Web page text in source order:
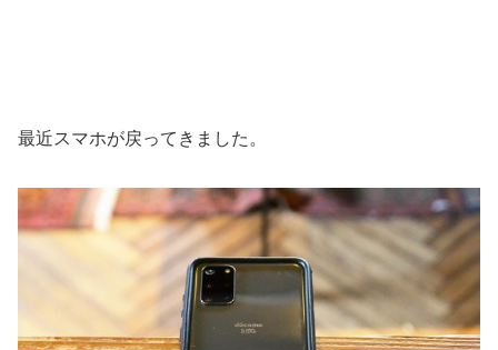
最近スマホが戻ってきました。